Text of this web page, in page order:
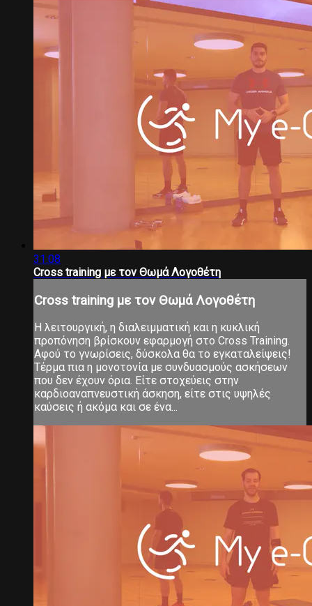
31:08
Cross training με τον Θωμά Λογοθέτη
Cross training με τον Θωμά Λογοθέτη
Η λειτουργική, η διαλειμματική και η κυκλική
προπόνηση βρίσκουν εφαρμογή στο Cross Training.
Αφού το γνωρίσεις, δύσκολα θα το εγκαταλείψεις!
Τέρμα πια η μονοτονία με συνδυασμούς ασκήσεων
που δεν έχουν όρια. Είτε στοχεύεις στην
καρδιοαναπνευστική άσκηση, είτε στις υψηλές
καύσεις ή ακόμα και σε ένα...